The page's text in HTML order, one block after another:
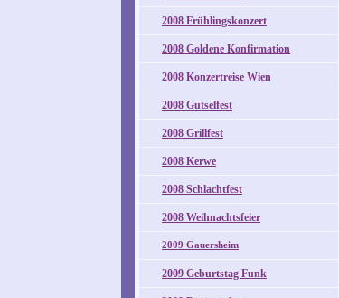
2008 Frühlingskonzert
2008 Goldene Konfirmation
2008 Konzertreise Wien
2008 Gutselfest
2008 Grillfest
2008 Kerwe
2008 Schlachtfest
2008 Weihnachtsfeier
2009 Gauersheim
2009 Geburtstag Funk